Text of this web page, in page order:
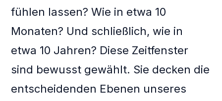
fühlen lassen? Wie in etwa 10
Monaten? Und schließlich, wie in
etwa 10 Jahren? Diese Zeitfenster
sind bewusst gewählt. Sie decken die
entscheidenden Ebenen unseres